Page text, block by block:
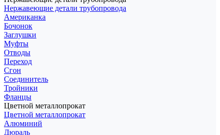
Нержавеющие детали трубопровода
Американка
Бочонок
Заглушки
Муфты
Отводы
Переход
Сгон
Соединитель
Тройники
Фланцы
Цветной металлопрокат
Цветной металлопрокат
Алюминий
Дюраль